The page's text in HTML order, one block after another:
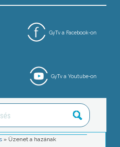
GyTv a Facebook-on
GyTv a Youtube-on
» Üzenet a hazának